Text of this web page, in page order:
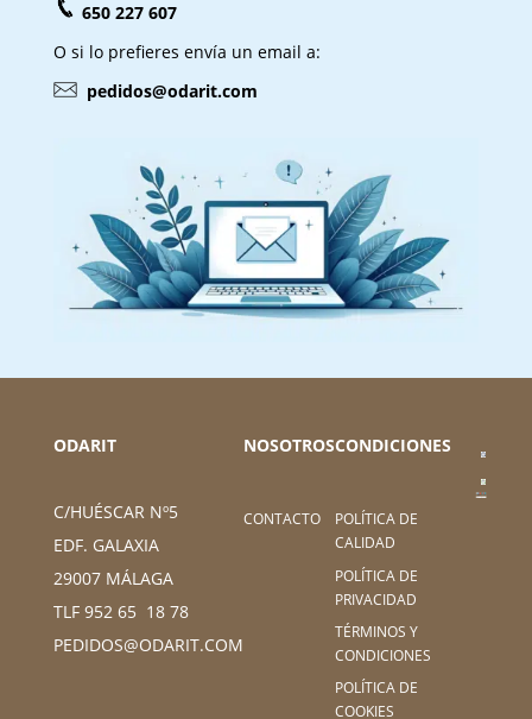
650 227 607
O si lo prefieres envía un email a:
pedidos@odarit.com
ODARIT
C/HUÉSCAR Nº5
EDF. GALAXIA
29007 MÁLAGA
TLF 952 65 18 78
PEDIDOS@ODARIT.COM
NOSOTROS
CONTACTO
CONDICIONES
POLÍTICA DE
CALIDAD
POLÍTICA DE
PRIVACIDAD
TÉRMINOS Y
CONDICIONES
POLÍTICA DE
COOKIES